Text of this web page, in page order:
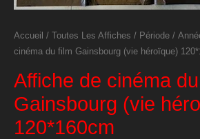
Accueil / Toutes Les Affiches / Période /
cinéma du film Gainsbourg (vie héroïque)
Affiche de cinéma
Gainsbourg (vie
120*160cm